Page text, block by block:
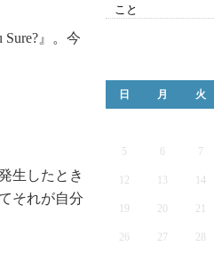
』。今
生したとき
それが自分
こと
日 月 火
5 6 7
12 13 14
19 20 21
26 27 28